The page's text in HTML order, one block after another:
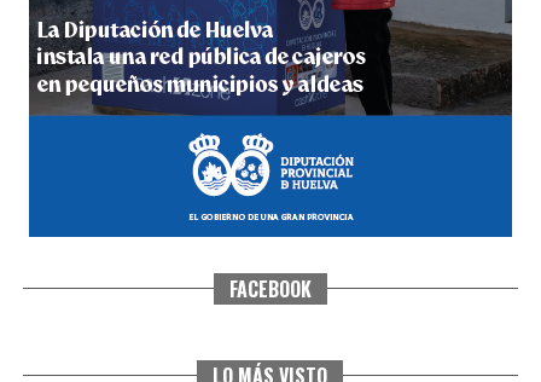
4º DÍA DE LAS FIESTAS COLOMBINAS 2026
hace 6 días·Huelvatv
SEXTA CORRIDA DE LAS FIESTAS COLOMBINAS
FACEBOOK
LO MÁS VISTO